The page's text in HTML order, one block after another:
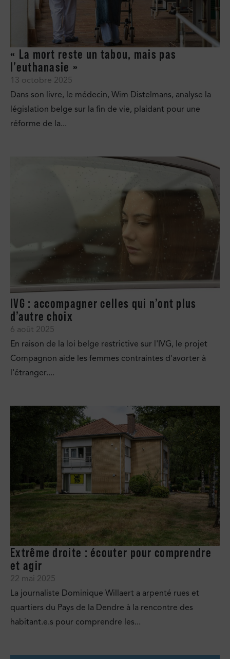
« La mort reste un tabou, mais pas
l’euthanasie »
13 octobre 2025
Dans son livre, le médecin, Wim Distelmans, analyse la
législation belge sur la fin de vie, plaidant pour une
réforme de la...
IVG : accompagner celles qui n’ont plus
d’autre choix
6 août 2025
En raison de la loi belge restrictive sur l'IVG, le projet
Compagnon aide les femmes contraintes d'avorter à
l'étranger....
Extrême droite : écouter pour comprendre
et agir
22 mai 2025
La journaliste Dominique Willaert a arpenté rues et
quartiers du Pays de la Dendre à la rencontre des
habitant.e.s pour comprendre les...